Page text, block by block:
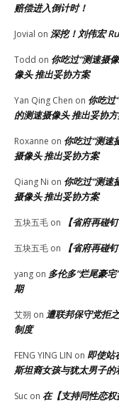
赔偿进入倒计时！
Jovial on 深挖！刘伟宏
Todd on 你吃过“测速摄
像头 推出妥协方案
Yan Qing Chen on 你吃过
的测速摄像头 推出妥协
Roxanne on 你吃过“测速
摄像头 推出妥协方案
Qiang Ni on 你吃过“测速
摄像头 推出妥协方案
五块五毛 on 【省府再碰
五块五毛 on 【省府再碰
yang on 多伦多“烂尾豪
期
艾朔 on 遭联邦保守党拒
制度
FENG YING LIN on 即使站
斯坦裔女孩与犹太男子的
Suc on 在【支持同性恋权